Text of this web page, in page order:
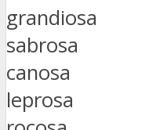
grandiosa
sabrosa
canosa
leprosa